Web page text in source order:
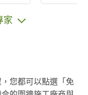
"的
戶
迎
您
家
您都可以點選「免